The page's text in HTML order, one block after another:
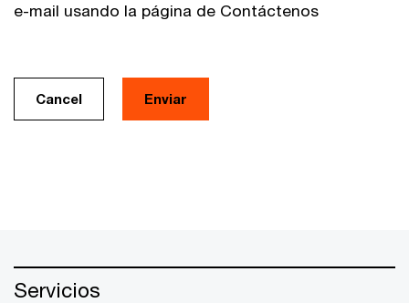
e-mail usando la página de Contáctenos
Cancel
Servicios